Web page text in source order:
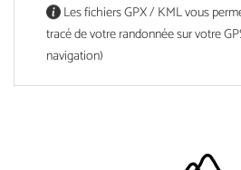
Les fichiers GPX / KML vous
tracé de votre randonnée sur votre
navigation)